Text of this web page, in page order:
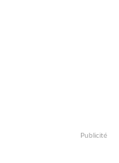
Publicité